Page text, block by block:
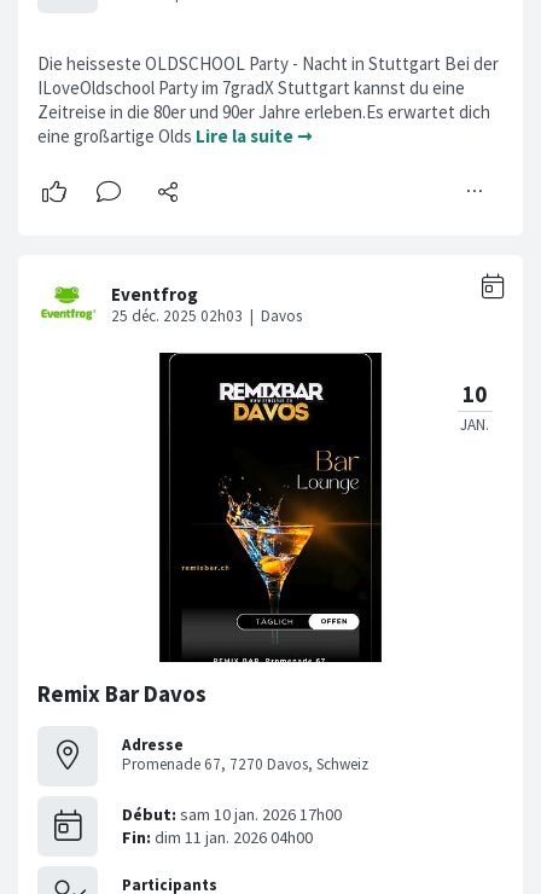
Die heisseste OLDSCHOOL Party - Nacht in Stuttgart Bei der
ILoveOldschool Party im 7gradX Stuttgart kannst du eine
Zeitreise in die 80er und 90er Jahre erleben.Es erwartet dich
eine großartige Olds Lire la suite ➞
Remix Bar Davos
Adresse
Promenade 67, 7270 Davos, Schweiz